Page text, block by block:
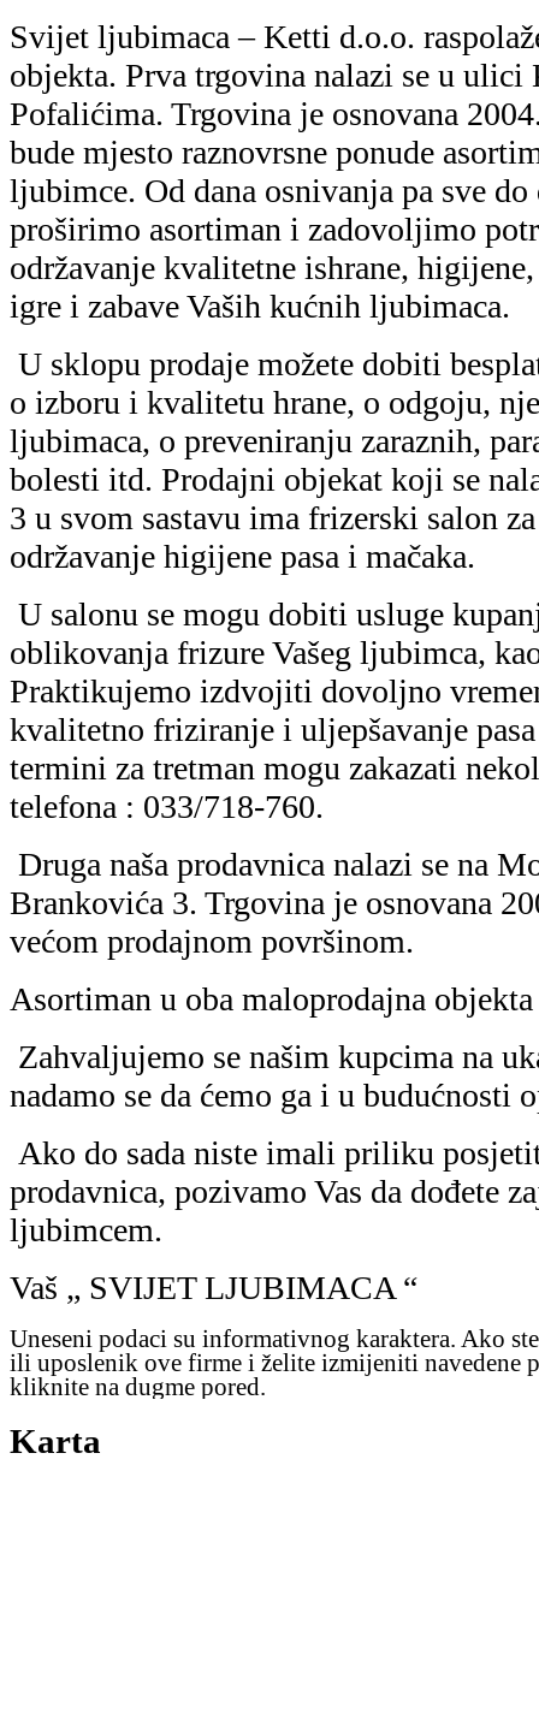
Svijet ljubimaca – Ketti d.o.o.
objekta. Prva trgovina nalazi se u ulici
Pofalićima. Trgovina je osnovana
bude mjesto raznovrsne ponude
ljubimce. Od dana osnivanja pa sve
proširimo asortiman i zadovoljimo
održavanje kvalitetne ishrane,
igre i zabave Vaših kućnih ljubimaca.
U sklopu prodaje možete dobiti
o izboru i kvalitetu hrane, o odgoju,
ljubimaca, o preveniranju zaraznih,
bolesti itd. Prodajni objekat koji se
3 u svom sastavu ima frizerski salon
održavanje higijene pasa i mačaka.
U salonu se mogu dobiti usluge
oblikovanja frizure Vašeg ljubimca,
Praktikujemo izdvojiti dovoljno
kvalitetno friziranje i uljepšavanje pasa
termini za tretman mogu zakazati
telefona : 033/718-760.
Druga naša prodavnica nalazi se na
Brankovića 3. Trgovina je osnovana
većom prodajnom površinom.
Asortiman u oba maloprodajna
Zahvaljujemo se našim kupcima na
nadamo se da ćemo ga i u budućnosti
Ako do sada niste imali priliku
prodavnica, pozivamo Vas da dođete
ljubimcem.
Vaš „ SVIJET LJUBIMACA “
Uneseni podaci su informativnog karaktera. Ako
ili uposlenik ove firme i želite izmijeniti navedene
kliknite na dugme pored.
Karta